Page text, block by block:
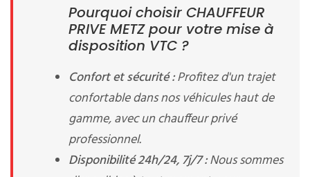
Pourquoi choisir CHAUFFEUR
PRIVE METZ pour votre mise à
disposition VTC ?
Confort et sécurité :Profitez d'un trajet
confortable dans nos véhicules haut de
gamme, avec un chauffeur privé
professionnel.
Disponibilité 24h/24, 7j/7 :Nous sommes